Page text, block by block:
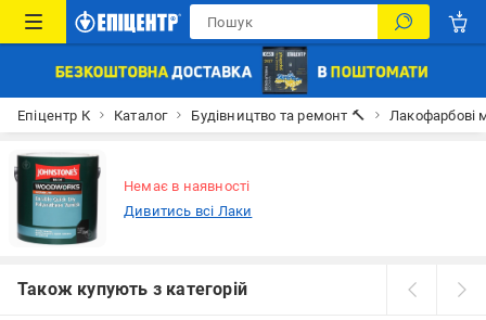
Епіцентр К Каталог Будівництво та ремонт 🔨 Лакофарбові
Немає в наявності
Дивитись всі Лаки
Також купують з категорій